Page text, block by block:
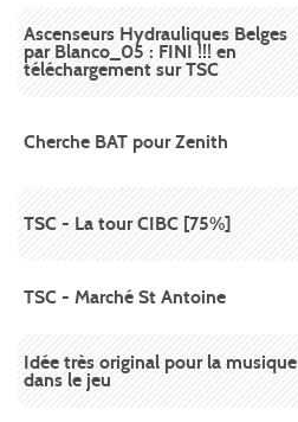
Ascenseurs Hydrauliques Belges
par Blanco_05 : FINI !!! en
téléchargement sur TSC
Cherche BAT pour Zenith
TSC - La tour CIBC [75%]
TSC - Marché St Antoine
Idée très original pour la musique
dans le jeu